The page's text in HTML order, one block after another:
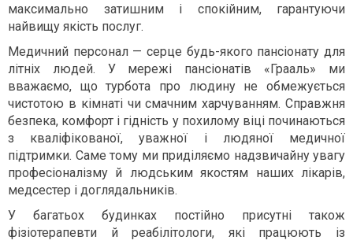
максимально затишним і спокійним, гарантуючи
найвищу якість послуг.
Медичний персонал — серце будь-якого пансіонату для
літніх людей. У мережі пансіонатів «Грааль» ми
вважаємо, що турбота про людину не обмежується
чистотою в кімнаті чи смачним харчуванням. Справжня
безпека, комфорт і гідність у похилому віці починаються
з кваліфікованої, уважної і людяної медичної
підтримки. Саме тому ми приділяємо надзвичайну увагу
професіоналізму й людським якостям наших лікарів,
медсестер і доглядальників.
У багатьох будинках постійно присутні також
фізіотерапевти й реабілітологи, які працюють із